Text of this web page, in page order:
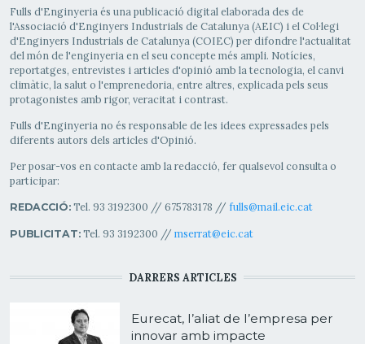
Fulls d'Enginyeria és una publicació digital elaborada des de
l'Associació d'Enginyers Industrials de Catalunya (AEIC) i el Col·legi
d'Enginyers Industrials de Catalunya (COIEC) per difondre l'actualitat
del món de l'enginyeria en el seu concepte més ampli. Notícies,
reportatges, entrevistes i articles d'opinió amb la tecnologia, el canvi
climàtic, la salut o l'emprenedoria, entre altres, explicada pels seus
protagonistes amb rigor, veracitat i contrast.
Fulls d'Enginyeria no és responsable de les idees expressades pels
diferents autors dels articles d'Opinió.
Per posar-vos en contacte amb la redacció, fer qualsevol consulta o
participar:
REDACCIÓ:Tel. 93 3192300 // 675783178 // fulls@mail.eic.cat
PUBLICITAT:Tel. 93 3192300 // mserrat@eic.cat
DARRERS ARTICLES
Eurecat, l’aliat de l’empresa per
innovar amb impacte